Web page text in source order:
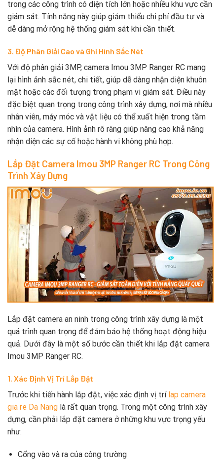
trong các công trình có diện tích lớn hoặc nhiều khu vực cần
giám sát. Tính năng này giúp giảm thiểu chi phí đầu tư và
dễ dàng mở rộng hệ thống giám sát khi cần thiết.
3. Độ Phân Giải Cao và Ghi Hình Sắc Nét
Với độ phân giải 3MP, camera Imou 3MP Ranger RC mang
lại hình ảnh sắc nét, chi tiết, giúp dễ dàng nhận diện khuôn
mặt hoặc các đối tượng trong phạm vi giám sát. Điều này
đặc biệt quan trọng trong công trình xây dựng, nơi mà nhiều
nhân viên, máy móc và vật liệu có thể xuất hiện trong tầm
nhìn của camera. Hình ảnh rõ ràng giúp nâng cao khả năng
nhận diện các sự cố hoặc hành vi không phù hợp.
Lắp Đặt Camera Imou 3MP Ranger RC Trong Công
Trình Xây Dựng
Lắp đặt camera an ninh trong công trình xây dựng là một
quá trình quan trọng để đảm bảo hệ thống hoạt động hiệu
quả. Dưới đây là một số bước cần thiết khi lắp đặt camera
Imou 3MP Ranger RC.
1. Xác Định Vị Trí Lắp Đặt
Trước khi tiến hành lắp đặt, việc xác định vị trí lap camera
gia re Da Nang là rất quan trọng. Trong một công trình xây
dựng, cần phải lắp đặt camera ở những khu vực trọng yếu
như:
Cổng vào và ra của công trường